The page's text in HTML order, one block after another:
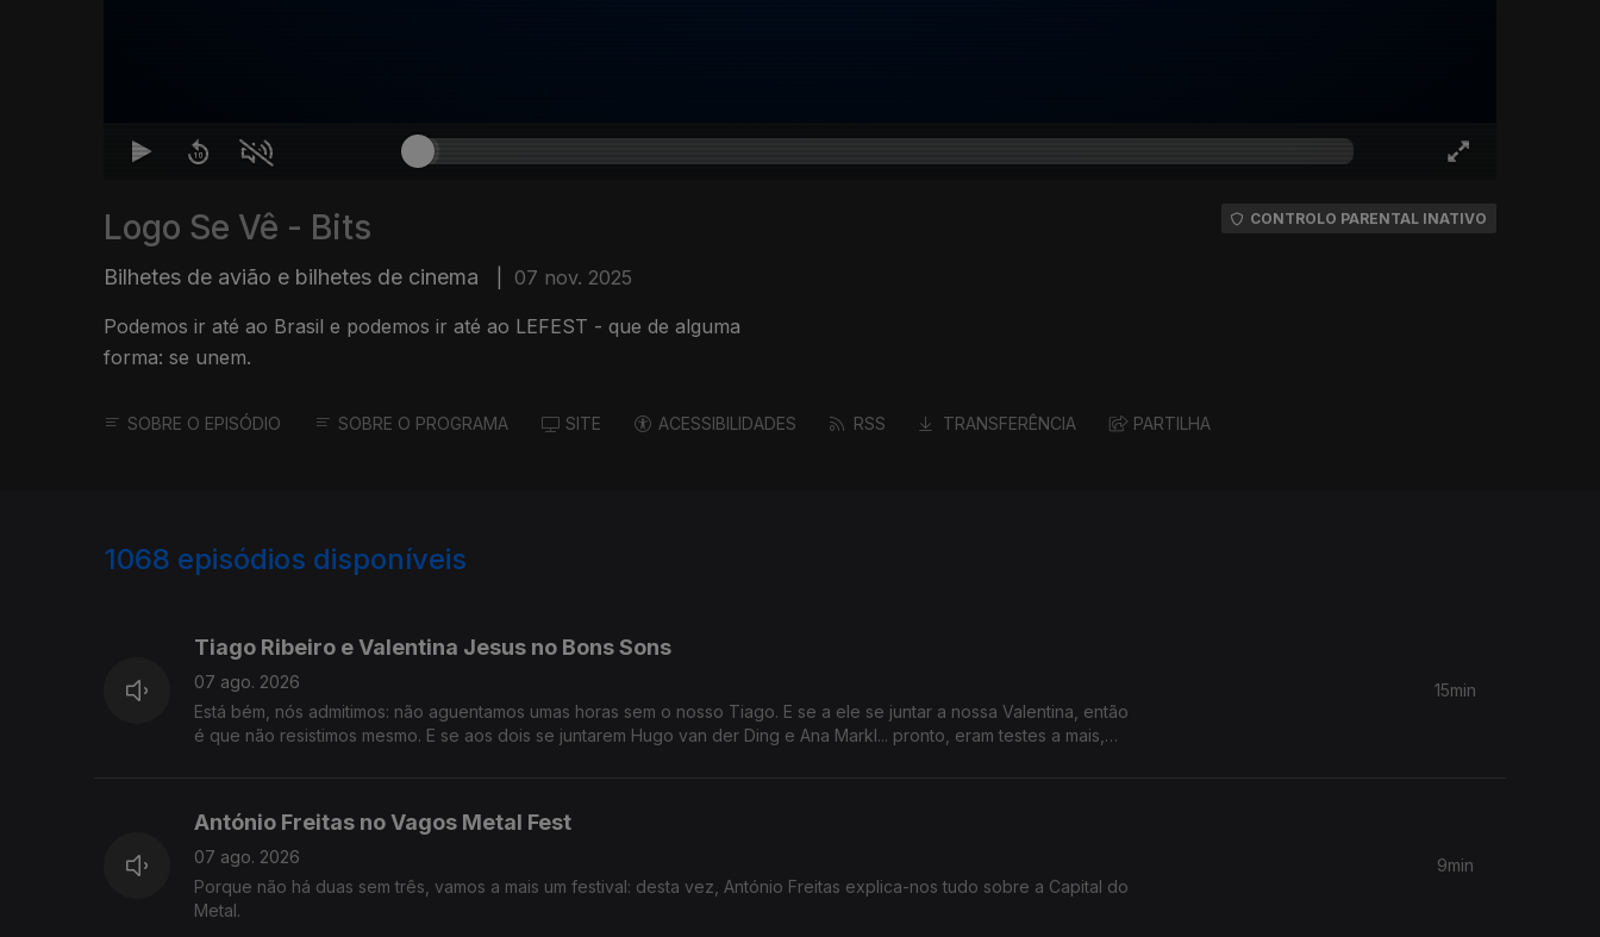
Logo Se Vê - Bits
Bilhetes de avião e bilhetes de cinema 07 nov. 2025
Podemos ir até ao Brasil e podemos ir até ao LEFEST - que de alguma
forma: se unem.
CONTROLO PARENTAL INATIVO
SOBRE O EPISÓDIO SOBRE O PROGRAMA SITE ACESSIBILIDADES RSS TRANSFERÊNCIA PARTILHA
1068 episódios disponíveis
Tiago Ribeiro e Valentina Jesus no Bons Sons
07 ago. 2026
Está bém, nós admitimos: não aguentamos umas horas sem o nosso Tiago. E se a ele se juntar a nossa Valentina, então
é que não resistimos mesmo. E se aos dois se juntarem Hugo van der Ding e Ana Markl... pronto, eram testes a mais,
15min
António Freitas no Vagos Metal Fest
07 ago. 2026
Porque não há duas sem três, vamos a mais um festival: desta vez, António Freitas explica-nos tudo sobre a Capital do
Metal.
9min